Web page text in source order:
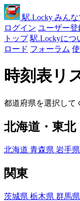
駅.Locky みん
ログイン ユーザー登
トップ 駅.Lockyにつ
ロード フォーラム
時刻表リ
都道府県を選択して
北海道・東北
北海道 青森県 岩手県
関東
茨城県 栃木県 群馬県